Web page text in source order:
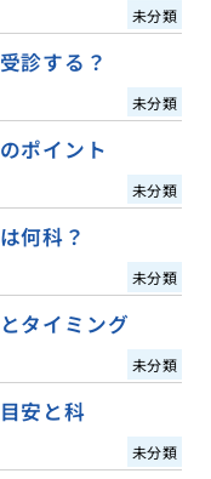
未分類
診する？
未分類
ポイント
未分類
何科？
未分類
タイミング
未分類
安と科
未分類